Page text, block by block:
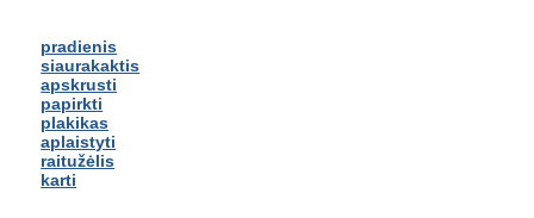
pradienis
siaurakaktis
apskrusti
papirkti
plakikas
aplaistyti
raitužėlis
karti